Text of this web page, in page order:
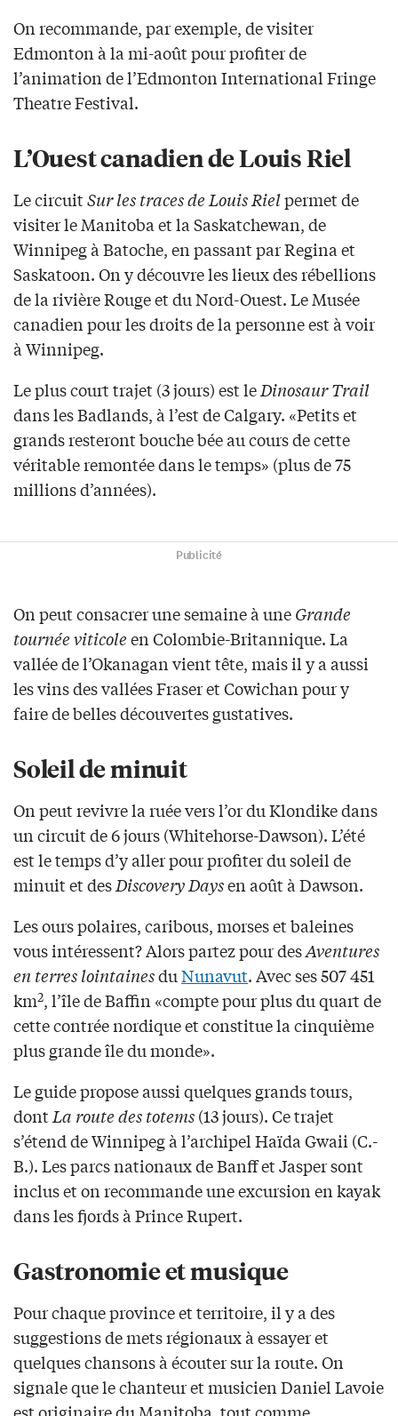
On recommande, par exemple, de visiter
Edmonton à la mi-août pour profiter de
l’animation de l’Edmonton International Fringe
Theatre Festival.
L’Ouest canadien de Louis Riel
Le circuitSur les traces de Louis Rielpermet de
visiter le Manitoba et la Saskatchewan, de
Winnipeg à Batoche, en passant par Regina et
Saskatoon. On y découvre les lieux des rébellions
de la rivière Rouge et du Nord-Ouest. Le Musée
canadien pour les droits de la personne est à voir
à Winnipeg.
Le plus court trajet (3 jours) est leDinosaur Trail
dans les Badlands, à l’est de Calgary. «Petits et
grands resteront bouche bée au cours de cette
véritable remontée dans le temps» (plus de 75
millions d’années).
Publicité
On peut consacrer une semaine à uneGrande
tournée viticoleen Colombie-Britannique. La
vallée de l’Okanagan vient tête, mais il y a aussi
les vins des vallées Fraser et Cowichan pour y
faire de belles découvertes gustatives.
Soleil de minuit
On peut revivre la ruée vers l’or du Klondike dans
un circuit de 6 jours (Whitehorse-Dawson). L’été
est le temps d’y aller pour profiter du soleil de
minuit et desDiscovery Daysen août à Dawson.
Les ours polaires, caribous, morses et baleines
vous intéressent? Alors partez pour desAventures
en terres lointainesduNunavut. Avec ses 507 451
km2, l’île de Baffin «compte pour plus du quart de
cette contrée nordique et constitue la cinquième
plus grande île du monde».
Le guide propose aussi quelques grands tours,
dontLa route des totems(13 jours). Ce trajet
s’étend de Winnipeg à l’archipel Haïda Gwaii (C.-
B.). Les parcs nationaux de Banff et Jasper sont
inclus et on recommande une excursion en kayak
dans les fjords à Prince Rupert.
Gastronomie et musique
Pour chaque province et territoire, il y a des
suggestions de mets régionaux à essayer et
quelques chansons à écouter sur la route. On
signale que le chanteur et musicien Daniel Lavoie